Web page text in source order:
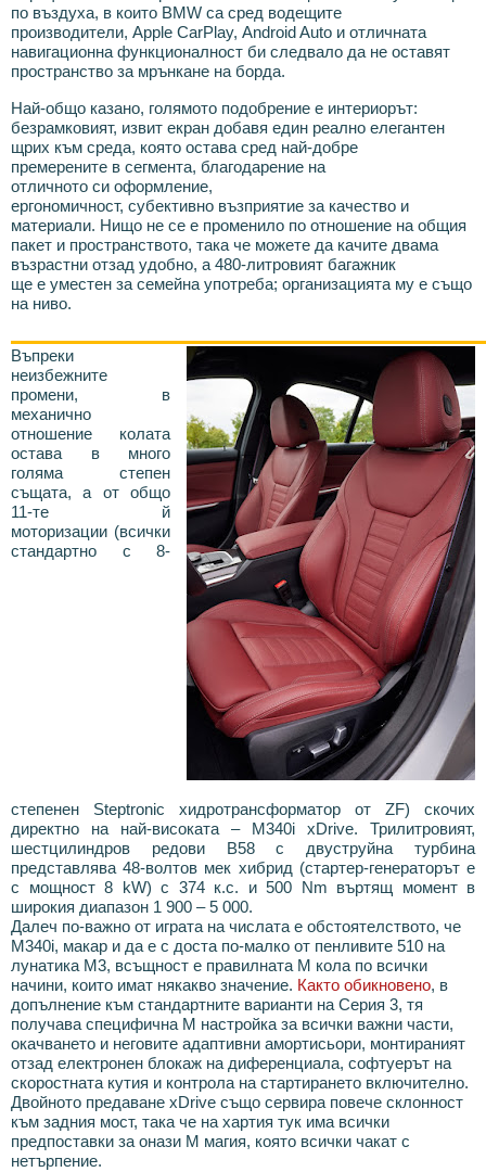
по въздуха, в които BMW са сред водещите
производители, Apple CarPlay, Android Auto и отличната
навигационна функционалност би следвало да не оставят
пространство за мрънкане на борда.
Най-общо казано, голямото подобрение е интериорът:
безрамковият, извит екран добавя един реално елегантен
щрих към среда, която остава сред най-добре
премерените в сегмента, благодарение на
отличното си оформление,
ергономичност, субективно възприятие за качество и
материали. Нищо не се е променило по отношение на общия
пакет и пространството, така че можете да качите двама
възрастни отзад удобно, а 480-литровият багажник
ще е уместен за семейна употреба; организацията му е също
на ниво.
Въпреки
неизбежните
промени, в
механично
отношение колата
остава в много
голяма степен
същата, а от общо
11-те й
моторизации (всички
стандартно с 8-
степенен Steptronic хидротрансформатор от ZF) скочих
директно на най-високата –
M340i xDrive. Трилитровият,
шестцилиндров редови
B58с двуструйна турбина
представлява 48-волтов мек хибрид (стартер-генераторът е
с мощност 8
kW) с 374 к.с. и 500 Nm въртящ момент в
широкия диапазон 1 900 – 5 000.
Далеч по-важно от играта на числата е обстоятелството, че
M340i, макар и да е с доста по-малко от пенливите 510 на
лунатика M3, всъщност е правилната М кола по всички
начини, които имат някакво значение. Както обикновено, в
допълнение към стандартните варианти на Серия 3, тя
получава специфична М настройка за всички важни части,
окачването и неговите адаптивни амортисьори, монтираният
отзад електронен блокаж на диференциала, софтуерът на
скоростната кутия и контрола на стартирането включително.
Двойното предаване xDrive също сервира повече склонност
към задния мост, така че на хартия тук има всички
предпоставки за онази М магия, която всички чакат с
нетърпение.